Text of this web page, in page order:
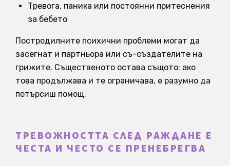
Тревога, паника или постоянни притеснения
за бебето
Постродилните психични проблеми могат да
засегнат и партньора или съ-създателите на
грижите. Същественото остава същото: ако
това продължава и те ограничава, е разумно да
потърсиш помощ.
ТРЕВОЖНОСТТА СЛЕД РАЖДАНЕ Е
ЧЕСТА И ЧЕСТО СЕ ПРЕНЕБРЕГВА